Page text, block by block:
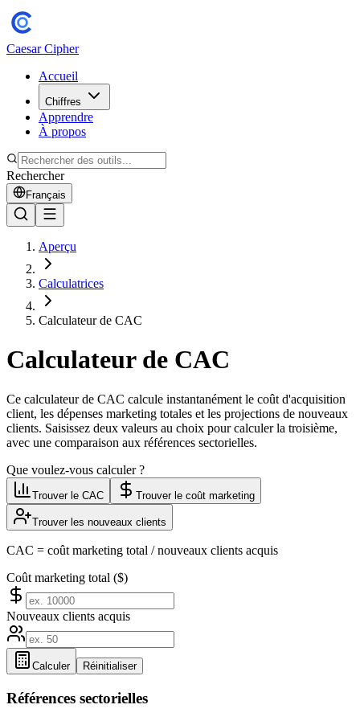
Caesar Cipher
Accueil
Chiffres
Apprendre
À propos
Rechercher
Français
Aperçu
Calculatrices
Calculateur de CAC
Calculateur de CAC
Ce calculateur de CAC calcule instantanément le coût d'acquisition
client, les dépenses marketing totales et les projections de nouveaux
clients. Saisissez deux valeurs au choix pour calculer la troisième,
avec une comparaison aux références sectorielles.
Que voulez-vous calculer ?
Trouver le CAC Trouver le coût marketing
Trouver les nouveaux clients
CAC = coût marketing total / nouveaux clients acquis
Coût marketing total ($)
Nouveaux clients acquis
Calculer Réinitialiser
Références sectorielles